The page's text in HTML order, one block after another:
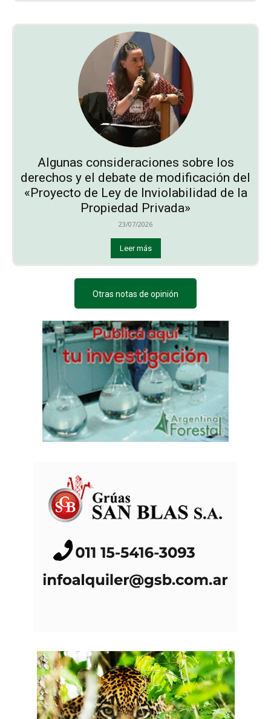
Algunas consideraciones sobre los
derechos y el debate de modificación del
«Proyecto de Ley de Inviolabilidad de la
Propiedad Privada»
23/07/2026
Leer más
Otras notas de opinión